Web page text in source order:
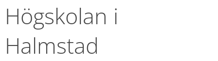
Högskolan i
Halmstad